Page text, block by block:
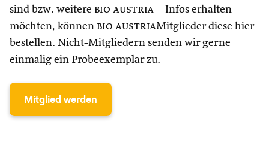
sind bzw. weitere bio austria – Infos erhalten
möchten, können bio austriaMitglieder diese hier
bestellen. Nicht-Mitgliedern senden wir gerne
einmalig ein Probeexemplar zu.
Mitglied werden